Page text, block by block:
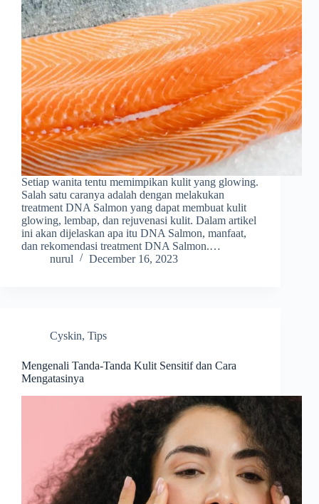
Setiap wanita tentu memimpikan kulit yang glowing.
Salah satu caranya adalah dengan melakukan
treatment DNA Salmon yang dapat membuat kulit
glowing, lembap, dan rejuvenasi kulit. Dalam artikel
ini akan dijelaskan apa itu DNA Salmon, manfaat,
dan rekomendasi treatment DNA Salmon.…
nurul
December 16, 2023
Cyskin, Tips
Mengenali Tanda-Tanda Kulit Sensitif dan Cara
Mengatasinya